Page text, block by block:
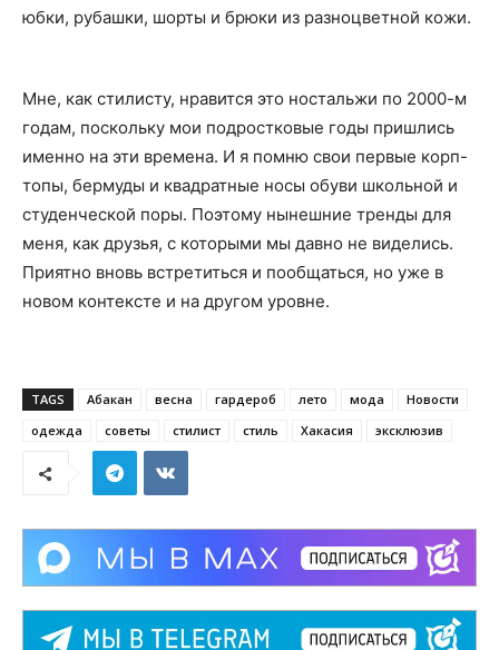
юбки, рубашки, шорты и брюки из разноцветной кожи.
Мне, как стилисту, нравится это ностальжи по 2000-м
годам, поскольку мои подростковые годы пришлись
именно на эти времена. И я помню свои первые корп-
топы, бермуды и квадратные носы обуви школьной и
студенческой поры. Поэтому нынешние тренды для
меня, как друзья, с которыми мы давно не виделись.
Приятно вновь встретиться и пообщаться, но уже в
новом контексте и на другом уровне.
TAGS Абакан весна гардероб лето мода
Новости
одежда
советы стилист стиль Хакасия эксклюзив